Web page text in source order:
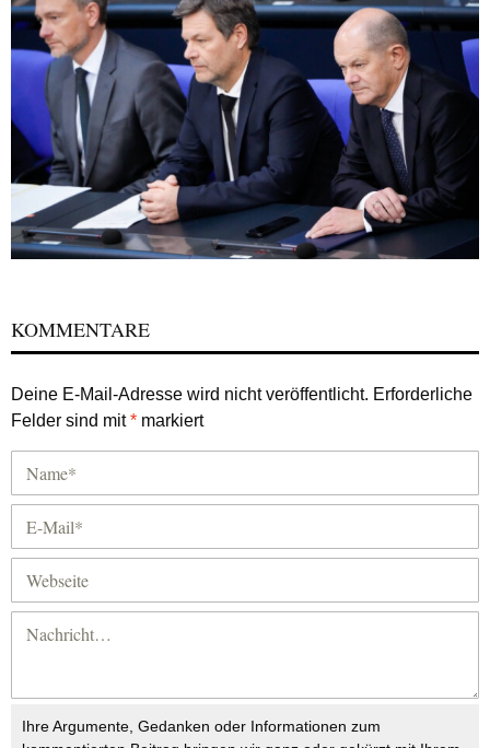
KOMMENTARE
Deine E-Mail-Adresse wird nicht veröffentlicht. Erforderliche
Felder sind mit* markiert
Ihre Argumente, Gedanken oder Informationen zum